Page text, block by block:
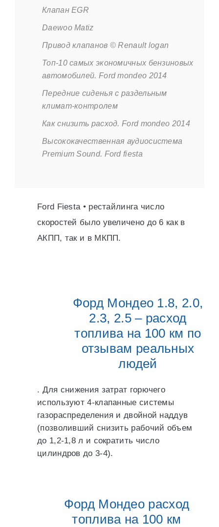
Клапан EGR
Daewoo Matiz
Привод клапанов © Renault logan
Топ-10 самых экономичных бензиновых
автомобилей. Ford mondeo 2014
Передние сиденья с раздельным
климат-контролем
Как снизить расход. Ford mondeo 2014
Высококачественная аудиосистема
Premium Sound. Ford fiesta
Ford Fiesta • рестайлинга число
скоростей было увеличено до 6 как в
АКПП, так и в МКПП.
Форд Мондео 1.8, 2.0,
2.3, 2.5 – расход
топлива на 100 км по
отзывам реальных
людей
. Для снижения затрат горючего
используют 4-клапанные системы
газораспределения и двойной наддув
(позволивший снизить рабочий объем
до 1,2-1,8 л и сократить число
цилиндров до 3-4).
Форд Мондео расход
топлива на 100 км